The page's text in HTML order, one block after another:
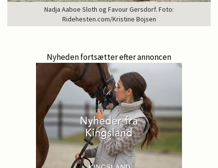
Nadja Aaboe Sloth og Favour Gersdorf. Foto:
Ridehesten.com/Kristine Bojsen
Nyheden fortsætter efter annoncen